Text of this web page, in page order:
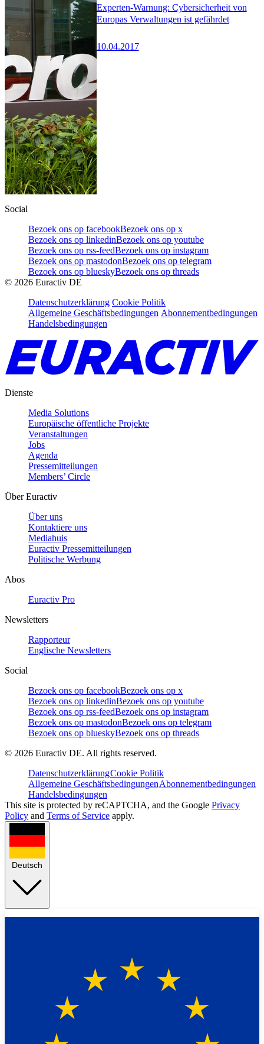
Experten-Warnung: Cybersicherheit von
Europas Verwaltungen ist gefährdet
10.04.2017
Social
Bezoek ons op facebookBezoek ons op x
Bezoek ons op linkedinBezoek ons op youtube
Bezoek ons op rss-feedBezoek ons op instagram
Bezoek ons op mastodonBezoek ons op telegram
Bezoek ons op blueskyBezoek ons op threads
© 2026 Euractiv DE
Datenschutzerklärung Cookie Politik
Allgemeine Geschäftsbedingungen Abonnementbedingungen
Handelsbedingungen
Dienste
Media Solutions
Europäische öffentliche Projekte
Veranstaltungen
Jobs
Agenda
Pressemitteilungen
Members’ Circle
Über Euractiv
Über uns
Kontaktiere uns
Mediahuis
Euractiv Pressemitteilungen
Politische Werbung
Abos
Euractiv Pro
Newsletters
Rapporteur
Englische Newsletters
Social
Bezoek ons op facebookBezoek ons op x
Bezoek ons op linkedinBezoek ons op youtube
Bezoek ons op rss-feedBezoek ons op instagram
Bezoek ons op mastodonBezoek ons op telegram
Bezoek ons op blueskyBezoek ons op threads
© 2026 Euractiv DE. All rights reserved.
DatenschutzerklärungCookie Politik
Allgemeine GeschäftsbedingungenAbonnementbedingungen
Handelsbedingungen
This site is protected by reCAPTCHA, and the Google Privacy
Policy and Terms of Service apply.
Deutsch